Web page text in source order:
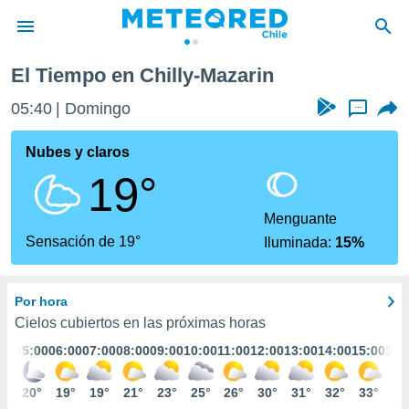
de
por
se
calidad.
a este
las
y
forma
digital
basada
El Tiempo en Chilly-Mazarin
05:40 Domingo ...
Nubes y claros
19°
Sensación de 19°
Menguante
Iluminada: 15%
Por hora
Cielos cubiertos en las próximas horas
05:00
20°
06:00
19°
07:00
19°
08:00
21°
09:00
23°
10:00
25°
11:00
26°
12:00
30°
13:00
31°
14:00
32°
15:00
33°